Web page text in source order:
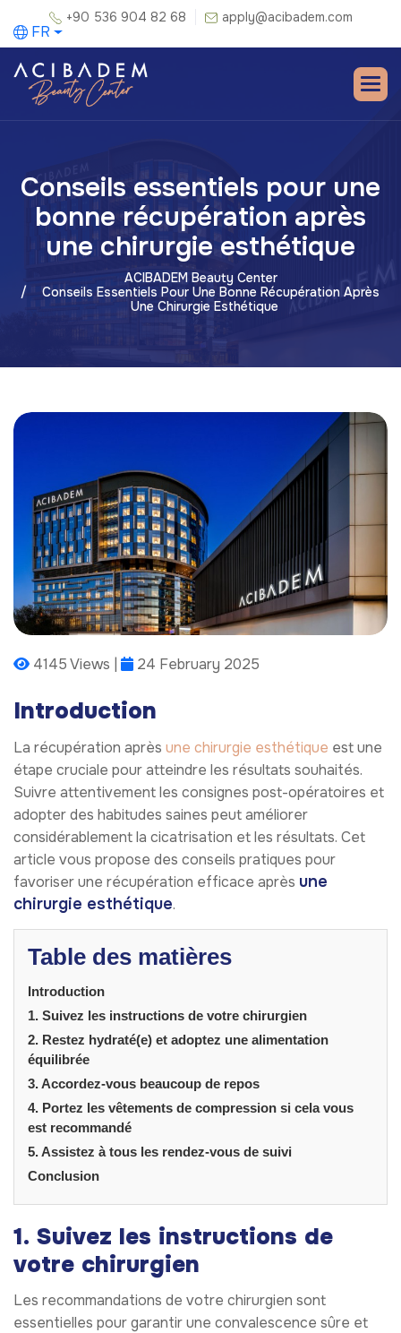
+90 536 904 82 68 apply@acibadem.com
FR
Conseils essentiels pour une
bonne récupération après
une chirurgie esthétique
ACIBADEM Beauty Center
Conseils Essentiels Pour Une Bonne Récupération Après
Une Chirurgie Esthétique
4145 Views | 24 February 2025
Introduction
La récupération après une chirurgie esthétique est une
étape cruciale pour atteindre les résultats souhaités.
Suivre attentivement les consignes post-opératoires et
adopter des habitudes saines peut améliorer
considérablement la cicatrisation et les résultats. Cet
article vous propose des conseils pratiques pour
favoriser une récupération efficace après une
chirurgie esthétique.
Table des matières
Introduction
1. Suivez les instructions de votre chirurgien
2. Restez hydraté(e) et adoptez une alimentation
équilibrée
3. Accordez-vous beaucoup de repos
4. Portez les vêtements de compression si cela vous
est recommandé
5. Assistez à tous les rendez-vous de suivi
Conclusion
1. Suivez les instructions de
votre chirurgien
Les recommandations de votre chirurgien sont
essentielles pour garantir une convalescence sûre et